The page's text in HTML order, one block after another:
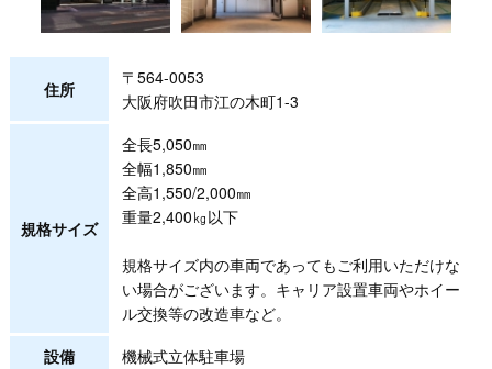
住所
〒564-0053
大阪府吹田市江の木町1-3
規格サイズ
全長5,050㎜
全幅1,850㎜
全高1,550/2,000㎜
重量2,400㎏以下
規格サイズ内の車両であってもご利用いただけな
い場合がございます。キャリア設置車両やホイー
ル交換等の改造車など。
設備
機械式立体駐車場